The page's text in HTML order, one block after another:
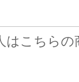
はこちら